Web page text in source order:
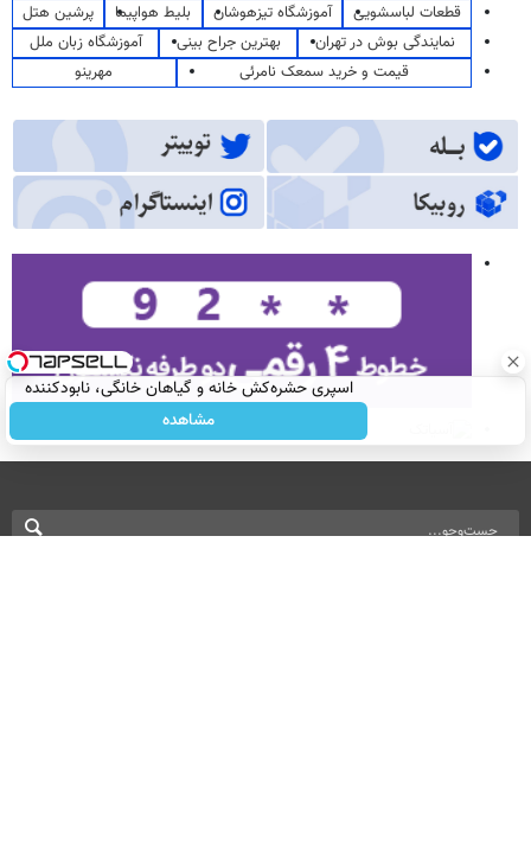
قطعات لباسشویی
آموزشگاه تیزهوشان بلیط هواپیما
پرشین هتل
نمایندگی بوش در تهران
بهترین جراح بینی
آموزشگاه زبان ملل
قیمت و خرید سمعک نامرئی
مهرینو
اسپری حشره‌کش خانه و گیاهان خانگی، نابودکننده
انواع حشرات خانگی و آفات
مشاهده